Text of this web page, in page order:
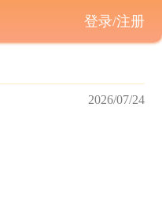
2026/07/24
登录/注册